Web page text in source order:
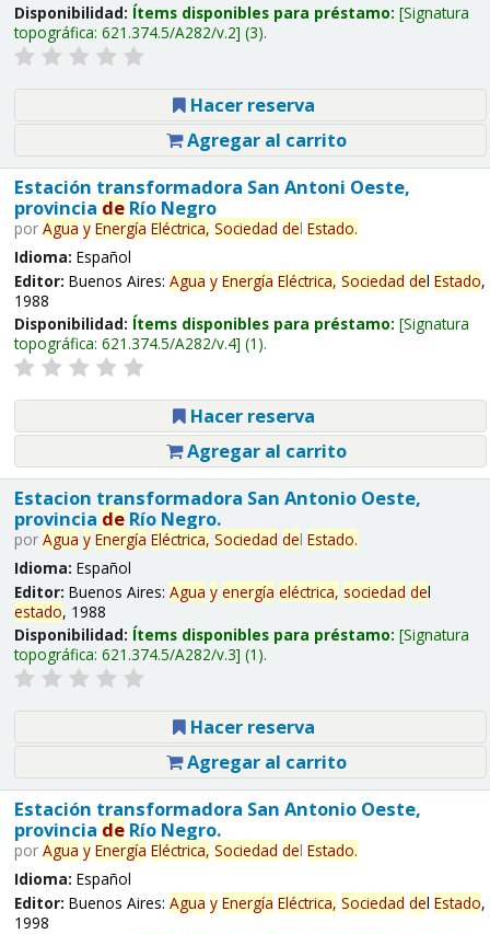
Disponibilidad: Ítems disponibles para préstamo: Signatura
topográfica: 621.374.5/A282/v.2 (3).
Hacer reserva
Agregar al carrito
Estación transformadora San Antoni Oeste,
provincia deRío Negro
por Agua y Energía Eléctrica, Sociedad del Estado.
Idioma: Español
Editor: Buenos Aires: Agua y Energía Eléctrica, Sociedad del Estado,
1988
Disponibilidad: Ítems disponibles para préstamo: Signatura
topográfica: 621.374.5/A282/v.4 (1).
Hacer reserva
Agregar al carrito
Estacion transformadora San Antonio Oeste,
provincia deRío Negro.
por Agua y Energía Eléctrica, Sociedad del Estado.
Idioma: Español
Editor: Buenos Aires: Agua y energía eléctrica, sociedad del
estado, 1988
Disponibilidad: Ítems disponibles para préstamo: Signatura
topográfica: 621.374.5/A282/v.3 (1).
Hacer reserva
Agregar al carrito
Estación transformadora San Antonio Oeste,
provincia deRío Negro.
por Agua y Energía Eléctrica, Sociedad del Estado.
Idioma: Español
Editor: Buenos Aires: Agua y Energía Eléctrica, Sociedad del Estado,
1998